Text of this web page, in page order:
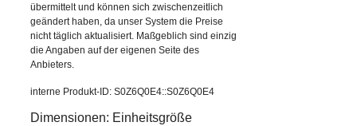
übermittelt und können sich zwischenzeitlich
geändert haben, da unser System die Preise
nicht täglich aktualisiert. Maßgeblich sind einzig
die Angaben auf der eigenen Seite des
Anbieters.
interne Produkt-ID: S0Z6Q0E4::S0Z6Q0E4
Dimensionen: Einheitsgröße